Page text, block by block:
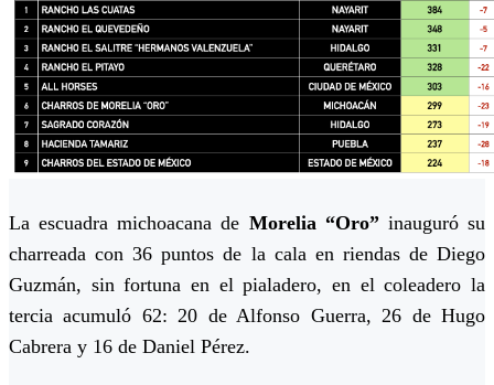
La escuadra michoacana de Morelia “Oro”inauguró su
charreada con 36 puntos de la cala en riendas de Diego
Guzmán, sin fortuna en el pialadero, en el coleadero la
tercia acumuló 62: 20 de Alfonso Guerra, 26 de Hugo
Cabrera y 16 de Daniel Pérez.